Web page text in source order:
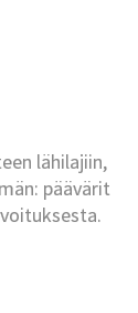
lähilajiin,
päävärit